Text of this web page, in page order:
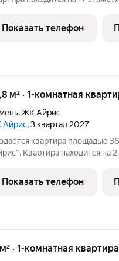
комнаты с окнами
Показать телефон
м² · 1-комнатная
,ЖК Айрис
Айрис, 3 квартал 2027
квартира площадью
Квартира находится на
комнаты с окнами на одну сторону, 1
Показать телефон
м² · 1-комнатная